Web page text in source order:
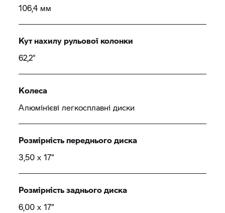
106,4 мм
Кут нахилу рульової колонки
62,2°
Колеса
Алюмінієві легкосплавні диски
Розмірність переднього диска
3,50 x 17“
Розмірність заднього диска
6,00 x 17“